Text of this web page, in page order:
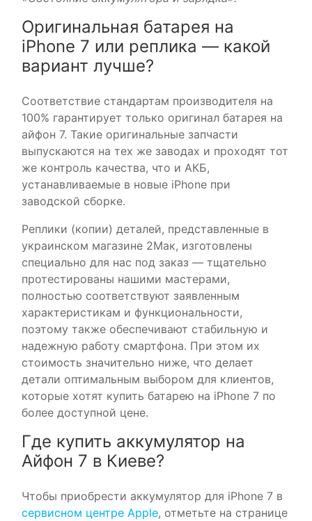
Оригинальная батарея на
iPhone 7 или реплика — какой
вариант лучше?
Соответствие стандартам производителя на
100% гарантирует только оригинал батарея на
айфон 7. Такие оригинальные запчасти
выпускаются на тех же заводах и проходят тот
же контроль качества, что и АКБ,
устанавливаемые в новые iPhone при
заводской сборке.
Реплики (копии) деталей, представленные в
украинском магазине 2Мак, изготовлены
специально для нас под заказ — тщательно
протестированы нашими мастерами,
полностью соответствуют заявленным
характеристикам и функциональности,
поэтому также обеспечивают стабильную и
надежную работу смартфона. При этом их
стоимость значительно ниже, что делает
детали оптимальным выбором для клиентов,
которые хотят купить батарею на iPhone 7 по
более доступной цене.
Где купить аккумулятор на
Айфон 7 в Киеве?
Чтобы приобрести аккумулятор для iPhone 7 в
сервисном центре Apple, отметьте на странице